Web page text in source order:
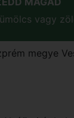
vagy
megye